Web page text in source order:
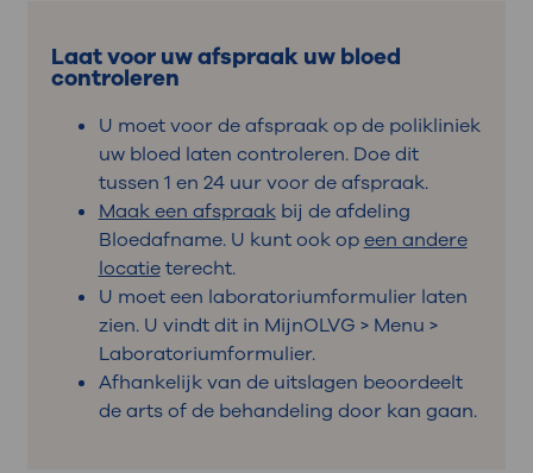
Laat voor uw afspraak uw bloed
controleren
U moet voor de afspraak op de polikliniek
uw bloed laten controleren. Doe dit
tussen 1 en 24 uur voor de afspraak.
Maak een afspraakbij de afdeling
Bloedafname. U kunt ook opeen andere
locatieterecht.
U moet een laboratoriumformulier laten
zien. U vindt dit in MijnOLVG > Menu >
Laboratoriumformulier.
Afhankelijk van de uitslagen beoordeelt
de arts of de behandeling door kan gaan.